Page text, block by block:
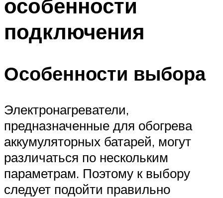
особенности
подключения
Особенности выбора
Электронагреватели,
предназначенные для обогрева
аккумуляторных батарей, могут
различаться по нескольким
параметрам. Поэтому к выбору
следует подойти правильно